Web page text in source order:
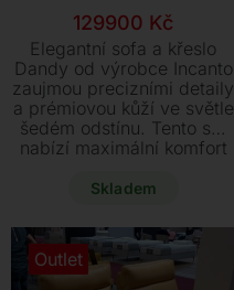
Původní
cena
byla:
266700 Kč.
129900 Kč
Aktuální
cena
je:
129900 Kč.
Elegantní sofa a křeslo
Dandy od výrobce Incanto
zaujmou precizními detaily
a prémiovou kůží ve světle
šedém odstínu. Tento set
nabízí maximální komfort
polohovatelným opěrkám
odběru s výraznou slevou.
Skladem
Outlet